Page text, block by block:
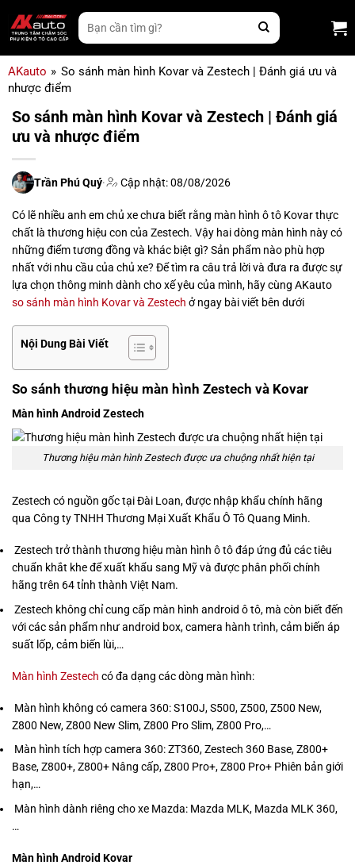
qua
nội
Tìm
kiếm:
AKauto » So sánh màn hình Kovar và Zestech | Đánh giá ưu và
nhược điểm
So sánh màn hình Kovar và Zestech | Đánh giá
ưu và nhược điểm
Trần Phú Quý· Cập nhật: 08/08/2026
Có lẽ nhiều anh em chủ xe chưa biết rằng màn hình ô tô Kovar thực
chất là thương hiệu con của Zestech. Vậy hai dòng màn hình này có
những điểm tương đồng và khác biệt gì? Sản phẩm nào phù hợp
nhất với nhu cầu của chủ xe? Để tìm ra câu trả lời và đưa ra được sự
lựa chọn thông minh dành cho xế yêu của mình, hãy cùng AKauto
so sánh màn hình Kovar và Zestech ở ngay bài viết bên dưới
Nội Dung Bài Viết
So sánh thương hiệu màn hình Zestech và Kovar
Màn hình Android Zestech
Thương hiệu màn hình Zestech được ưa chuộng nhất hiện tại
Zestech có nguồn gốc tại Đài Loan, được nhập khẩu chính hãng
qua Công ty TNHH Thương Mại Xuất Khẩu Ô Tô Quang Minh.
Zestech trở thành thương hiệu màn hình ô tô đáp ứng đủ các tiêu
chuẩn khắt khe để xuất khẩu sang Mỹ và được phân phối chính
hãng trên 64 tỉnh thành Việt Nam.
Zestech không chỉ cung cấp màn hình android ô tô, mà còn biết đến
với các sản phẩm như android box, camera hành trình, cảm biến áp
suất lốp, cảm biến lùi,…
Màn hình Zestech có đa dạng các dòng màn hình:
Màn hình không có camera 360: S100J, S500, Z500, Z500 New,
Z800 New, Z800 New Slim, Z800 Pro Slim, Z800 Pro,…
Màn hình tích hợp camera 360: ZT360, Zestech 360 Base, Z800+
Base, Z800+, Z800+ Nâng cấp, Z800 Pro+, Z800 Pro+ Phiên bản giới
hạn,…
Màn hình dành riêng cho xe Mazda: Mazda MLK, Mazda MLK 360,
…
Màn hình Android Kovar